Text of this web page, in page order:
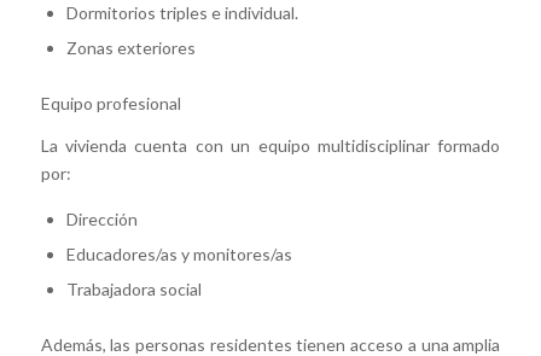
Dormitorios triples e individual.
Zonas exteriores
Equipo profesional
La vivienda cuenta con un equipo multidisciplinar formado
por:
Dirección
Educadores/as y monitores/as
Trabajadora social
Además, las personas residentes tienen acceso a una amplia